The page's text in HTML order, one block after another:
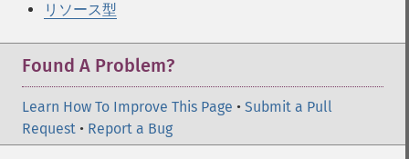
リソース型
Found A Problem?
Learn How To Improve This Page • Submit a Pull
Request • Report a Bug